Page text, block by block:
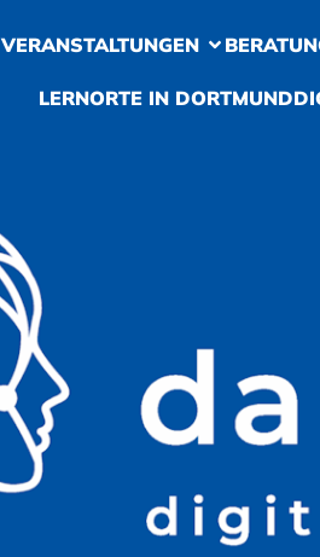
VERANSTALTUNGEN
LERNORTE IN DORTMUND